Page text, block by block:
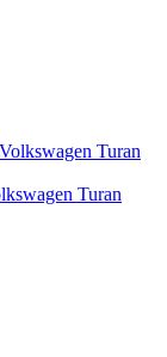
Turan